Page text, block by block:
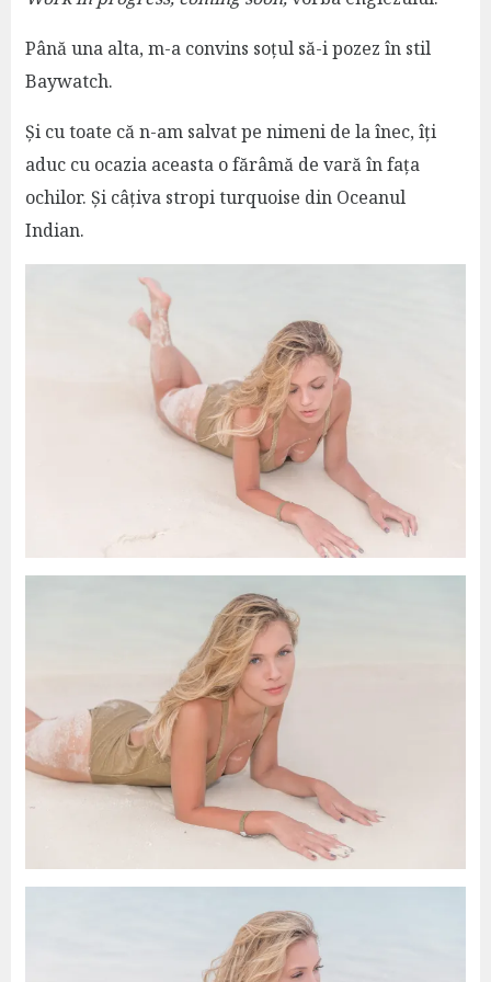
Până una alta, m-a convins soțul să-i pozez în stil
Baywatch.
Și cu toate că n-am salvat pe nimeni de la înec, îți
aduc cu ocazia aceasta o fărâmă de vară în fața
ochilor. Și câțiva stropi turquoise din Oceanul
Indian.